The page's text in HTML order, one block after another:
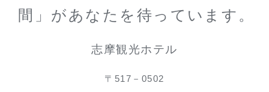
間」があなたを待っています。
志摩観光ホテル
〒517－0502